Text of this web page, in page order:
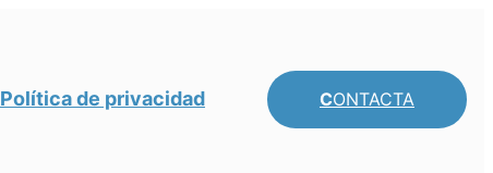
Política de privacidad CONTACTA